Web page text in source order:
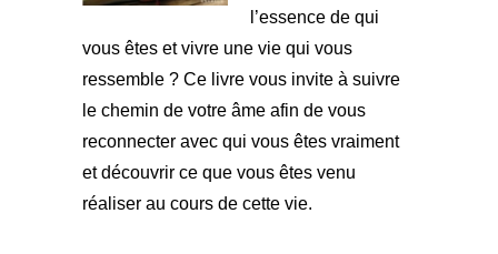
l’essence de qui
vous êtes et vivre une vie qui vous
ressemble ? Ce livre vous invite à suivre
le chemin de votre âme afin de vous
reconnecter avec qui vous êtes vraiment
et découvrir ce que vous êtes venu
réaliser au cours de cette vie.